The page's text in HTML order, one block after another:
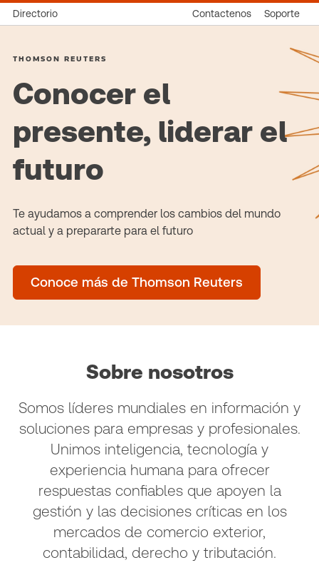
Directorio Contactenos Soporte
THOMSON REUTERS
Conocer el
presente, liderar el
futuro
Te ayudamos a comprender los cambios del mundo
actual y a prepararte para el futuro
Conoce más de Thomson Reuters
Sobre nosotros
Somos líderes mundiales en información y
soluciones para empresas y profesionales.
Unimos inteligencia, tecnología y
experiencia humana para ofrecer
respuestas confiables que apoyen la
gestión y las decisiones críticas en los
mercados de comercio exterior,
contabilidad, derecho y tributación.